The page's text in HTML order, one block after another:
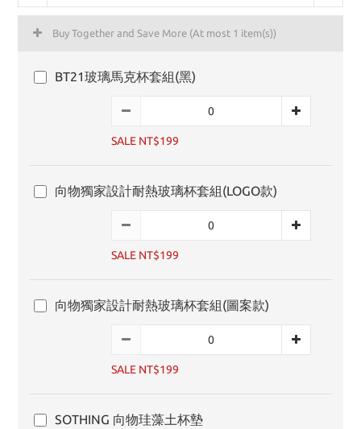
Buy Together and Save More (At most 1 item(s))
BT21玻璃馬克杯套組(黑)
SALE NT$199
向物獨家設計耐熱玻璃杯套組(LOGO款)
SALE NT$199
向物獨家設計耐熱玻璃杯套組(圖案款)
SALE NT$199
SOTHING 向物珪藻土杯墊